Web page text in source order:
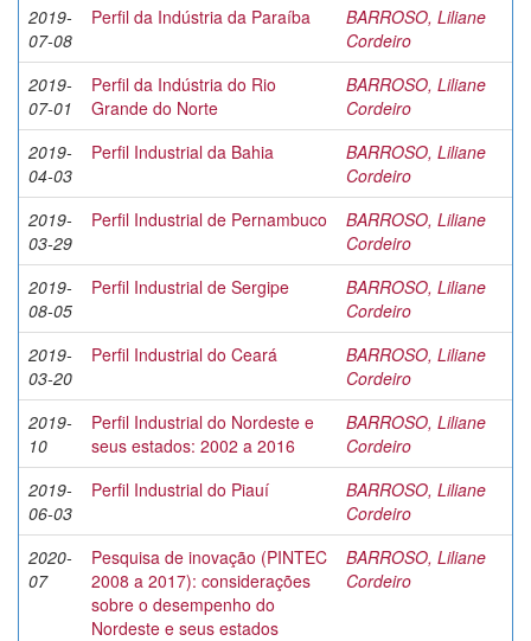
2019-
07-08
Perfil da Indústria da Paraíba
BARROSO, Liliane
Cordeiro
2019-
07-01
Perfil da Indústria do Rio
Grande do Norte
BARROSO, Liliane
Cordeiro
2019-
04-03
Perfil Industrial da Bahia
BARROSO, Liliane
Cordeiro
2019-
03-29
Perfil Industrial de Pernambuco
BARROSO, Liliane
Cordeiro
2019-
08-05
Perfil Industrial de Sergipe
BARROSO, Liliane
Cordeiro
2019-
03-20
Perfil Industrial do Ceará
BARROSO, Liliane
Cordeiro
2019-
10
Perfil Industrial do Nordeste e
seus estados: 2002 a 2016
BARROSO, Liliane
Cordeiro
2019-
06-03
Perfil Industrial do Piauí
BARROSO, Liliane
Cordeiro
2020-
07
Pesquisa de inovação (PINTEC
2008 a 2017): considerações
sobre o desempenho do
Nordeste e seus estados
BARROSO, Liliane
Cordeiro